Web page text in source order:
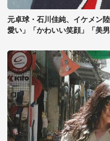
元卓球・石川佳純、イケメン
愛い」「かわいい笑顔」「美